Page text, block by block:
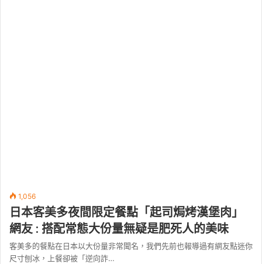
1,056
日本客美多夜間限定餐點「起司焗烤漢堡肉」
網友 : 搭配常態大份量無疑是肥死人的美味
客美多的餐點在日本以大份量非常聞名，我們先前也報導過有網友點迷你
尺寸刨冰，上餐卻被「逆向詐…